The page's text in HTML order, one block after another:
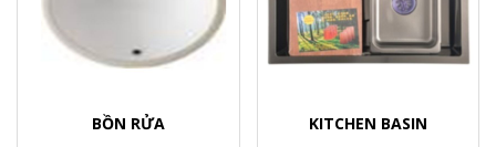
BỒN RỬA
KITCHEN BASIN